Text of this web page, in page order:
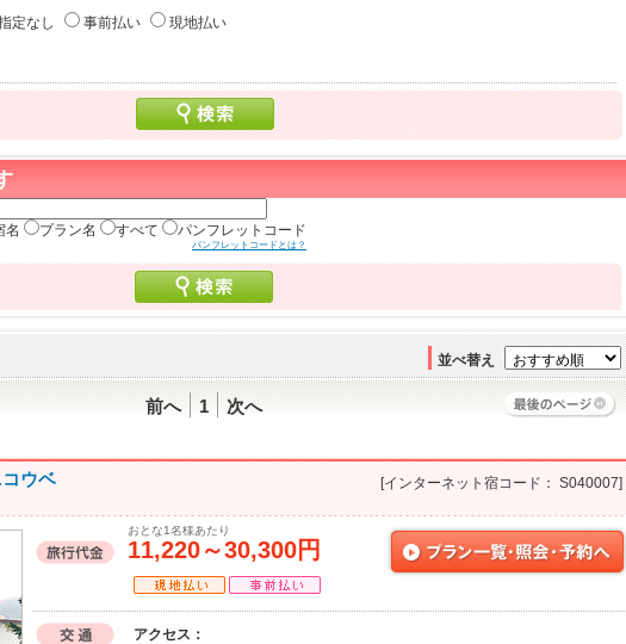
定なし
事前払い 現地払い
名 プラン名 すべて パンフレットコード
パンフレットコードとは？
並べ替え
前へ 1 次へ
ウベ [インターネット宿コード： S040007]
おとな1名様あたり
11,220～30,300円
アクセス：